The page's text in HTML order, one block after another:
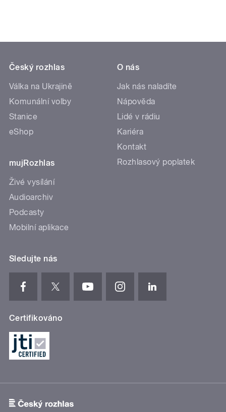
Český rozhlas
Válka na Ukrajině
Komunální volby
Stanice
eShop
mujRozhlas
Živé vysílání
Audioarchiv
Podcasty
Mobilní aplikace
O nás
Jak nás naladíte
Nápověda
Lidé v rádiu
Kariéra
Kontakt
Rozhlasový poplatek
Sledujte nás
Certifikováno